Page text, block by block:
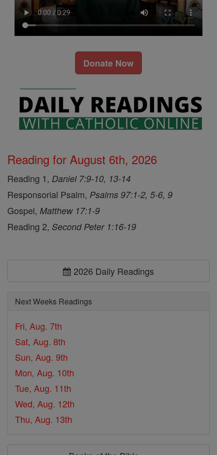
Donate Now
Reading for August 6th, 2026
Reading 1, Daniel 7:9-10, 13-14
Responsorial Psalm, Psalms 97:1-2, 5-6, 9
Gospel, Matthew 17:1-9
Reading 2, Second Peter 1:16-19
2026 Daily Readings
Next Weeks Readings
Fri, Aug. 7th
Sat, Aug. 8th
Sun, Aug. 9th
Mon, Aug. 10th
Tue, Aug. 11th
Wed, Aug. 12th
Thu, Aug. 13th